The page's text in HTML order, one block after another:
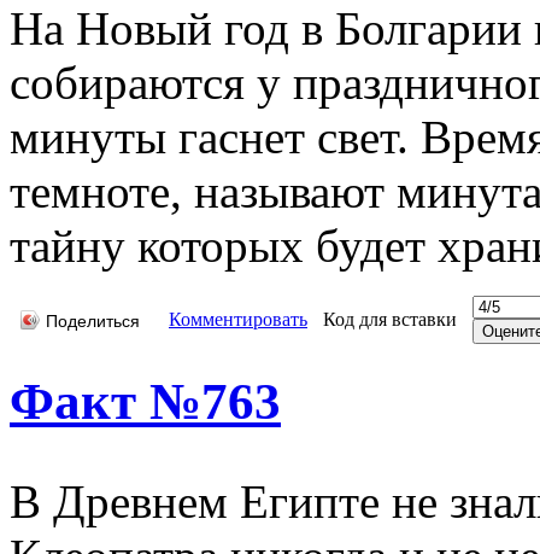
На Новый год в Болгарии
собираются у
минуты гаснет свет.
темноте, называют
тайну которых будет
Поделиться Комментировать Код для вставки
Факт №763
В Древнем Египте не